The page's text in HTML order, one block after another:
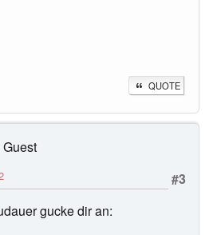
QUOTE
Guest
#3
gucke dir an: